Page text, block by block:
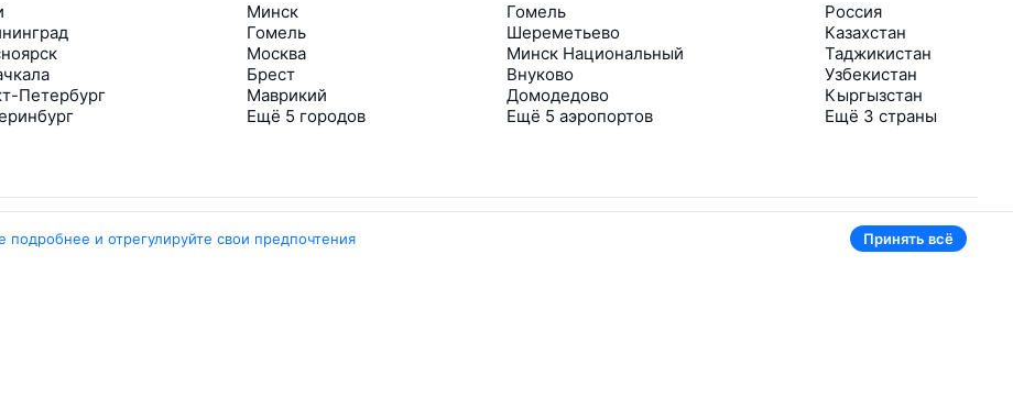
Петербург
Минск
Гомель
Москва
Брест
Маврикий
Ещё 5 городов
Гомель
Шереметьево
Минск Национальный
Внуково
Домодедово
Ещё 5 аэропортов
Россия
Казахстан
Таджикистан
Узбекистан
Кыргызстан
Ещё 3 страны
подробнее и отрегулируйте свои предпочтения Принять всё